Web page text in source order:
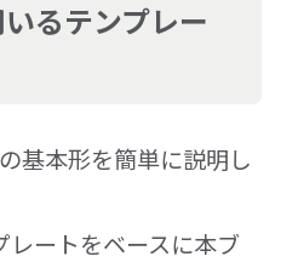
るテンプレー
基本形を簡単に説明し
レートをベースに本ブ